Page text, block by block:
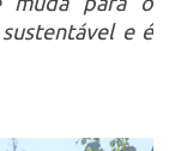
e é